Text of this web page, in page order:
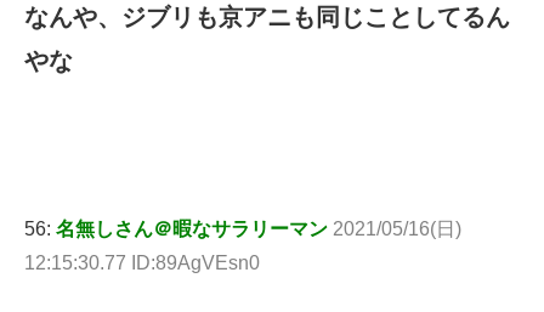
なんや、ジブリも京アニも同じことしてるん
やな
56: 名無しさん＠暇なサラリーマン 2021/05/16(日)
12:15:30.77 ID:89AgVEsn0